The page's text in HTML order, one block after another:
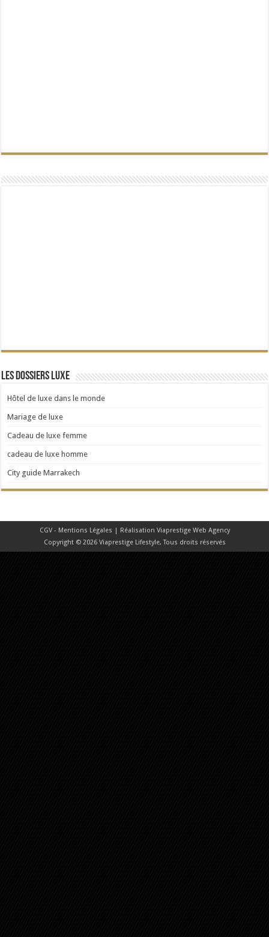
Les dossiers Luxe
Hôtel de luxe dans le monde
Mariage de luxe
Cadeau de luxe femme
cadeau de luxe homme
City guide Marrakech
CGV - Mentions Légales | Réalisation Viaprestige Web Agency
Copyright © 2026 Viaprestige Lifestyle, Tous droits réservés